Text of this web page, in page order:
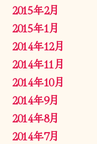
2015年2月
2015年1月
2014年12月
2014年11月
2014年10月
2014年9月
2014年8月
2014年7月